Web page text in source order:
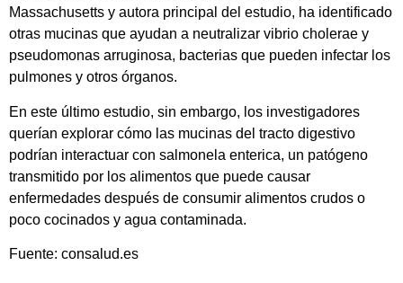
Massachusetts y autora principal del estudio, ha identificado
otras mucinas que ayudan a neutralizar vibrio cholerae y
pseudomonas arruginosa, bacterias que pueden infectar los
pulmones y otros órganos.
En este último estudio, sin embargo, los investigadores
querían explorar cómo las mucinas del tracto digestivo
podrían interactuar con salmonela enterica, un patógeno
transmitido por los alimentos que puede causar
enfermedades después de consumir alimentos crudos o
poco cocinados y agua contaminada.
Fuente: consalud.es